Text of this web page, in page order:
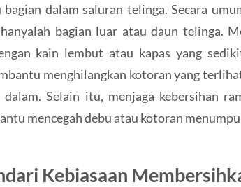
bagian dalam saluran telinga. Secara
bagian luar atau daun telinga.
kain lembut atau kapas yang
menghilangkan kotoran yang
dalam. Selain itu, menjaga kebersihan
mencegah debu atau kotoran
Kebiasaan